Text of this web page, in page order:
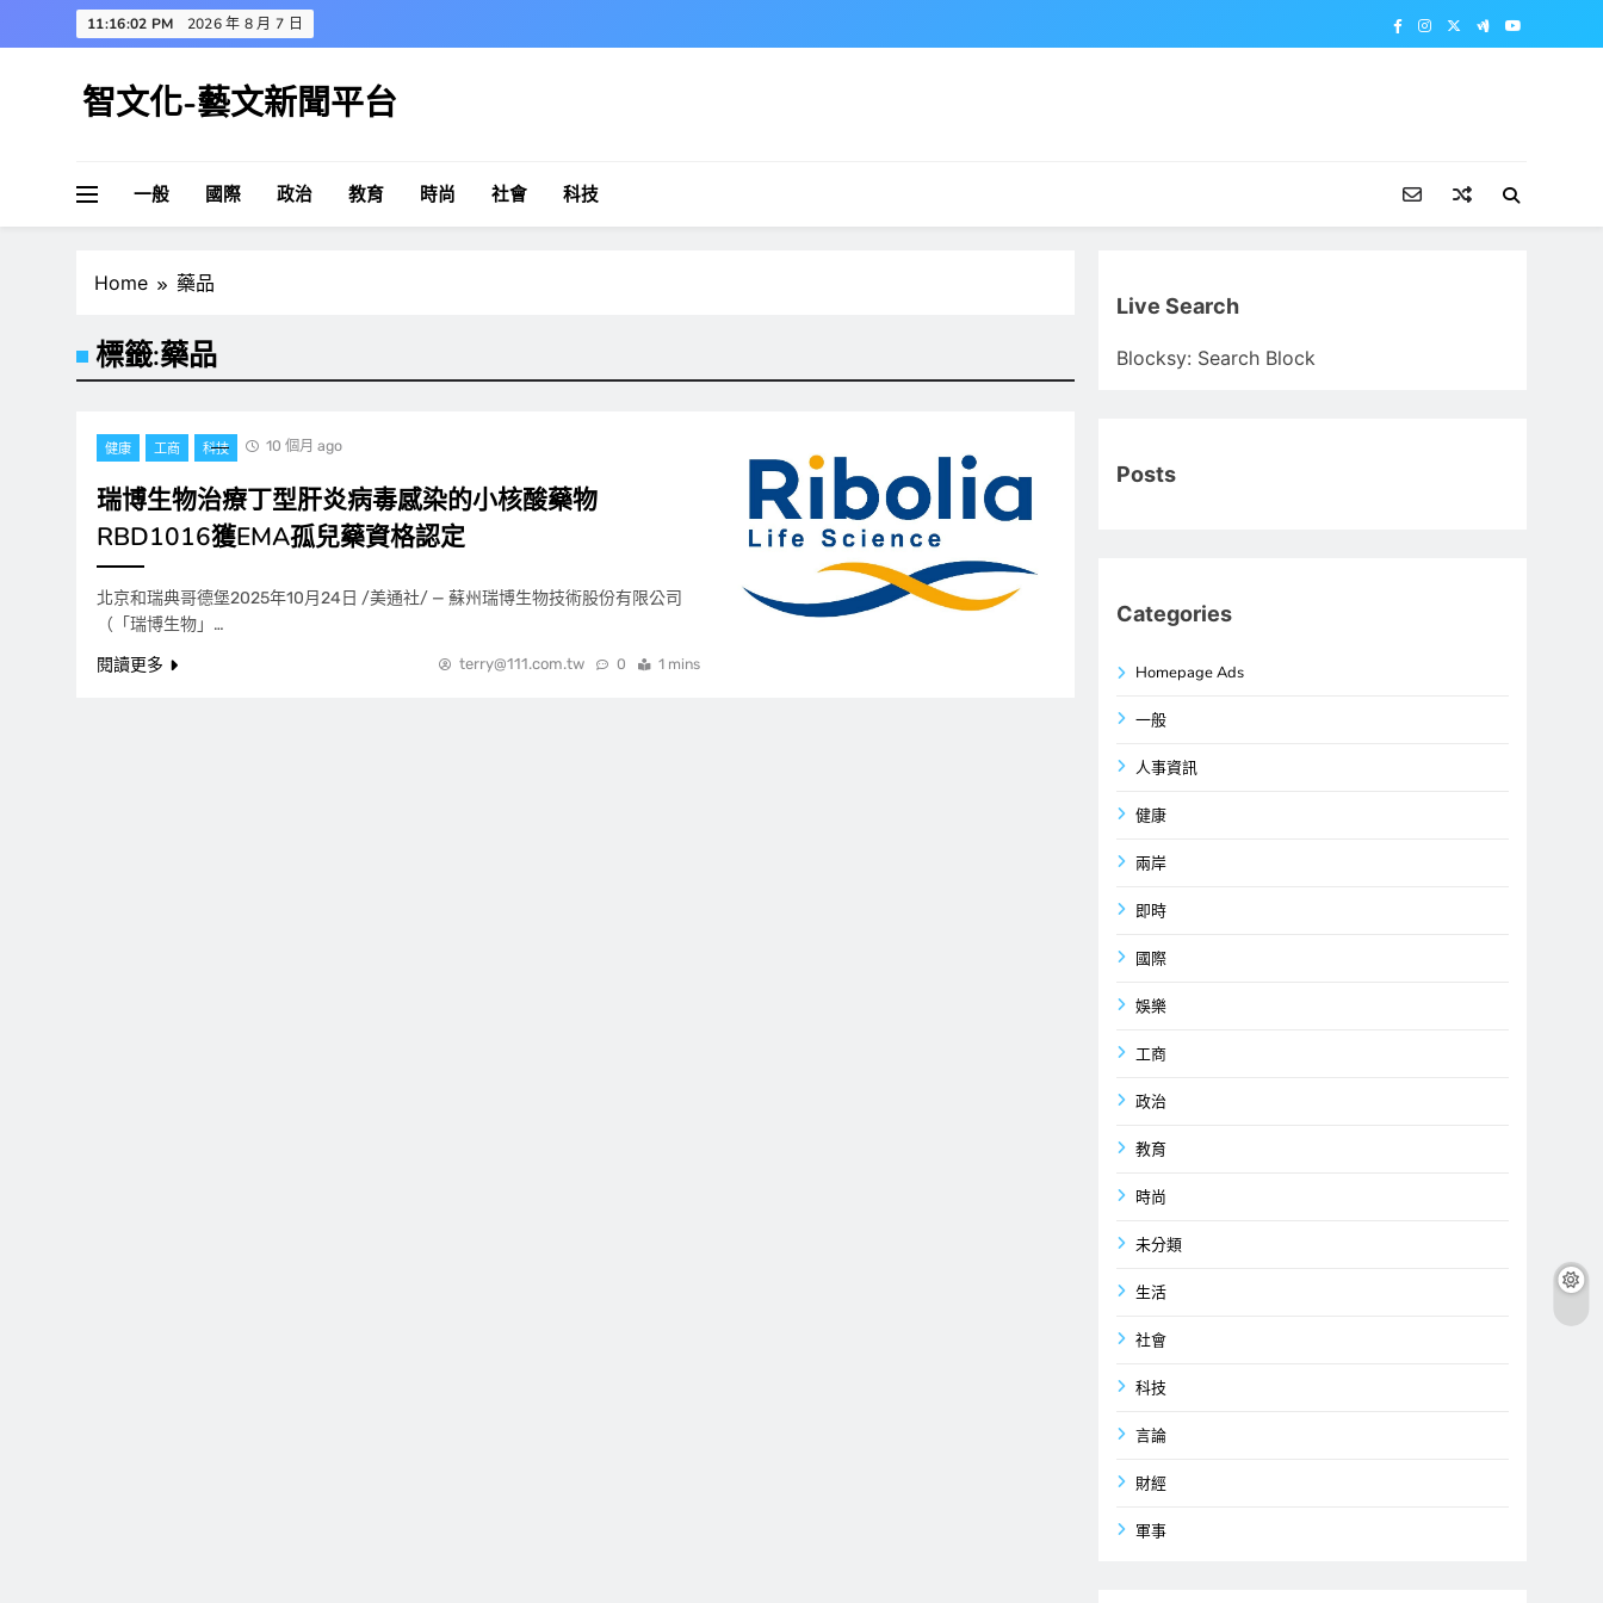
to
11:16:02 PM 2026 年 8 月 7 日
智文化-藝文新聞平台
一般 國際 政治 教育 時尚 社會 科技
Home 藥品
標籤:藥品
健康 工商 科技 10 個月 ago
瑞博生物治療丁型肝炎病毒感染的小核酸藥物
RBD1016獲EMA孤兒藥資格認定
北京和瑞典哥德堡2025年10月24日 /美通社/ — 蘇州瑞博生物技術股份有限公司
（「瑞博生物」…
閱讀更多
terry@111.com.tw 0 1 mins
Live Search
Blocksy: Search Block
Posts
Categories
Homepage Ads
一般
人事資訊
健康
兩岸
即時
國際
娛樂
工商
政治
教育
時尚
未分類
生活
社會
科技
言論
財經
軍事